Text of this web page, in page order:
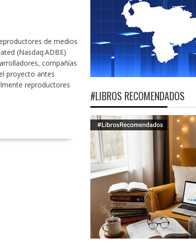
de medios
(Nasdaq:ADBE)
compañías
proyecto antes
reproductores
#LIBROS RECOMENDADOS